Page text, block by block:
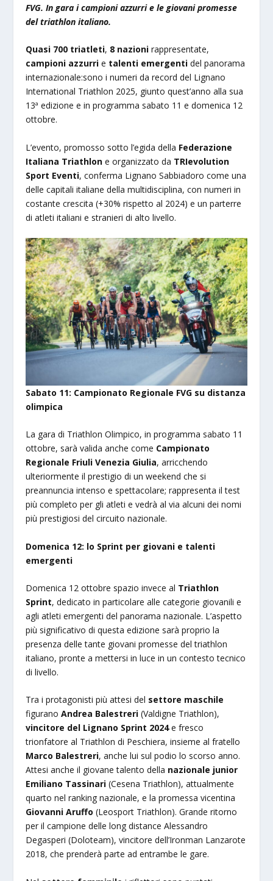
FVG. In gara i campioni azzurri e le giovani promesse
del triathlon italiano.
Quasi 700 triatleti, 8 nazionirappresentate,
campioni azzurrie talenti emergentidel panorama
internazionale:sono i numeri da record del Lignano
International Triathlon 2025, giunto quest’anno alla sua
13ª edizione e in programma sabato 11 e domenica 12
ottobre.
L’evento, promosso sotto l’egida della Federazione
Italiana Triathlon e organizzato da TRIevolution
Sport Eventi, conferma Lignano Sabbiadoro come una
delle capitali italiane della multidisciplina, con numeri in
costante crescita (+30% rispetto al 2024) e un parterre
di atleti italiani e stranieri di alto livello.
Sabato 11: Campionato Regionale FVG su distanza
olimpica
La gara di Triathlon Olimpico, in programma sabato 11
ottobre, sarà valida anche come Campionato
Regionale Friuli Venezia Giulia, arricchendo
ulteriormente il prestigio di un weekend che si
preannuncia intenso e spettacolare; rappresenta il test
più completo per gli atleti e vedrà al via alcuni dei nomi
più prestigiosi del circuito nazionale.
Domenica 12: lo Sprint per giovani e talenti
emergenti
Domenica 12 ottobre spazio invece al Triathlon
Sprint, dedicato in particolare alle categorie giovanili e
agli atleti emergenti del panorama nazionale. L’aspetto
più significativo di questa edizione sarà proprio la
presenza delle tante giovani promesse del triathlon
italiano, pronte a mettersi in luce in un contesto tecnico
di livello.
Tra i protagonisti più attesi del settore maschile
figuranoAndrea Balestreri (Valdigne Triathlon),
vincitore del Lignano Sprint 2024e fresco
trionfatore al Triathlon di Peschiera, insieme al fratello
Marco Balestreri, anche lui sul podio lo scorso anno.
Attesi anche il giovane talento della nazionale junior
Emiliano Tassinari (Cesena Triathlon), attualmente
quarto nel ranking nazionale, e la promessa vicentina
Giovanni Aruffo (Leosport Triathlon). Grande ritorno
per il campione delle long distance Alessandro
Degasperi (Doloteam), vincitore dell’Ironman Lanzarote
2018, che prenderà parte ad entrambe le gare.